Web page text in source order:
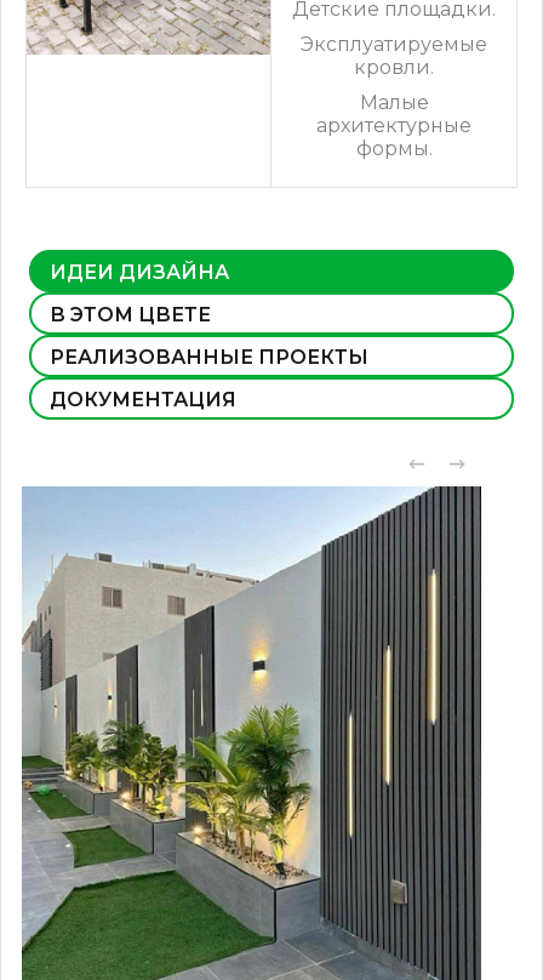
Детские площадки.
Эксплуатируемые
кровли.
Малые
архитектурные
формы.
ИДЕИ ДИЗАЙНА
В ЭТОМ ЦВЕТЕ
РЕАЛИЗОВАННЫЕ ПРОЕКТЫ
ДОКУМЕНТАЦИЯ